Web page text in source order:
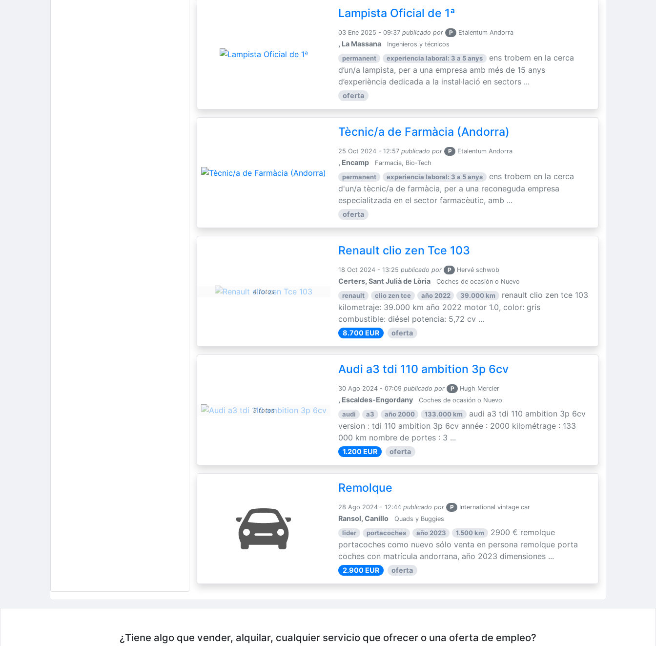
Lampista Oficial de 1ª
03 Ene 2025 - 09:37 publicado por P Etalentum Andorra
, La Massana Ingenieros y técnicos
permanent experiencia laboral: 3 a 5 anys
ens trobem en la cerca
d’un/a lampista, per a una empresa amb més de 15 anys
d’experiència dedicada a la instal·lació en sectors ...
oferta
Tècnic/a de Farmàcia (Andorra)
25 Oct 2024 - 12:57 publicado por P Etalentum Andorra
, Encamp Farmacia, Bio-Tech
permanent experiencia laboral: 3 a 5 anys
ens trobem en la cerca
d'un/a tècnic/a de farmàcia, per a una reconeguda empresa
especialitzada en el sector farmacèutic, amb ...
oferta
4 fotos
Renault clio zen Tce 103
18 Oct 2024 - 13:25 publicado por P Hervé schwob
Certers, Sant Julià de Lòria Coches de ocasión o Nuevo
renault clio zen tce año 2022 39.000 km
renault clio zen tce 103
kilometraje: 39.000 km año 2022 motor 1.0, color: gris
combustible: diésel potencia: 5,72 cv ...
8.700 EUR oferta
3 fotos
Audi a3 tdi 110 ambition 3p 6cv
30 Ago 2024 - 07:09 publicado por P Hugh Mercier
, Escaldes-Engordany Coches de ocasión o Nuevo
audi a3 año 2000 133.000 km
audi a3 tdi 110 ambition 3p 6cv
version : tdi 110 ambition 3p 6cv année : 2000 kilométrage : 133
000 km nombre de portes : 3 ...
1.200 EUR oferta
Remolque
28 Ago 2024 - 12:44 publicado por P International vintage car
Ransol, Canillo Quads y Buggies
lider portacoches año 2023 1.500 km
2900 € remolque
portacoches como nuevo sólo venta en persona remolque porta
coches con matrícula andorrana, año 2023 dimensiones ...
2.900 EUR oferta
¿Tiene algo que vender, alquilar, cualquier servicio que ofrecer o una oferta de empleo?